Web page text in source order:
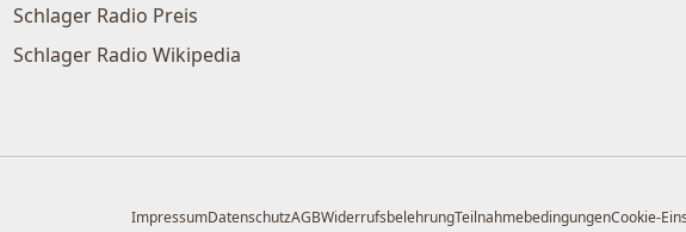
Schlager Radio Preis
Schlager Radio Wikipedia
ImpressumDatenschutzAGBWiderrufsbelehrungTeilnahmebedingungenCookie-